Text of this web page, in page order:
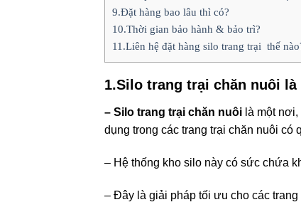
9.Đặt hàng bao lâu thì có?
10.Thời gian bảo hành & bảo trì?
11.Liên hệ đặt hàng silo trang trại thế
1.Silo trang trại chăn nuôi là
– Silo trang trại chăn nuôi là một
dụng trong các trang trại chăn nuôi có
– Hệ thống kho silo này có sức chứa
– Đây là giải pháp tối ưu cho các